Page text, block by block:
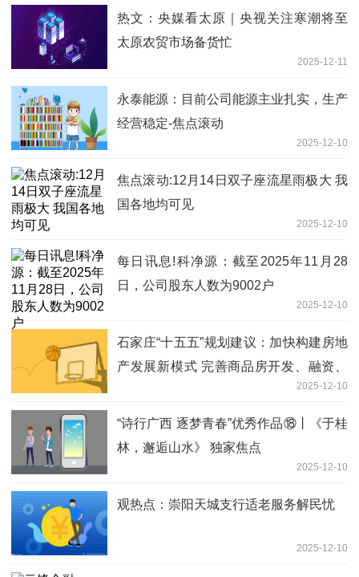
热文：央媒看太原｜央视关注寒潮将至
太原农贸市场备货忙
2025-12-11
永泰能源：目前公司能源主业扎实，生产
经营稳定-焦点滚动
2025-12-10
焦点滚动:12月14日双子座流星雨极大 我
国各地均可见
2025-12-10
每日讯息!科净源：截至2025年11月28
日，公司股东人数为9002户
2025-12-10
石家庄“十五五”规划建议：加快构建房地
产发展新模式 完善商品房开发、融资、
2025-12-10
“诗行广西 逐梦青春”优秀作品⑱丨《于桂
林，邂逅山水》 独家焦点
2025-12-10
观热点：崇阳天城支行适老服务解民忧
2025-12-10